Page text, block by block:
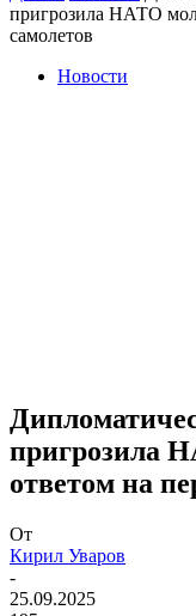
пригрозила НАТО
самолетов
Новости
пригрозила
ответом на
От
Кирил Уваров
-
25.09.2025